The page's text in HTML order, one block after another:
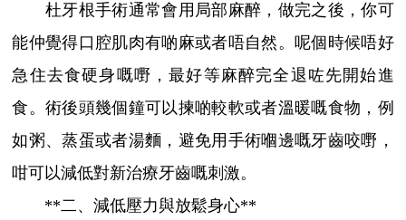
杜牙根手術通常會用局部麻醉，做完之後，你可
能仲覺得口腔肌肉有啲麻或者唔自然。呢個時候唔好
急住去食硬身嘅嘢，最好等麻醉完全退咗先開始進
食。術後頭幾個鐘可以揀啲較軟或者溫暖嘅食物，例
如粥、蒸蛋或者湯麵，避免用手術嗰邊嘅牙齒咬嘢，
咁可以減低對新治療牙齒嘅刺激。
**二、減低壓力與放鬆身心**